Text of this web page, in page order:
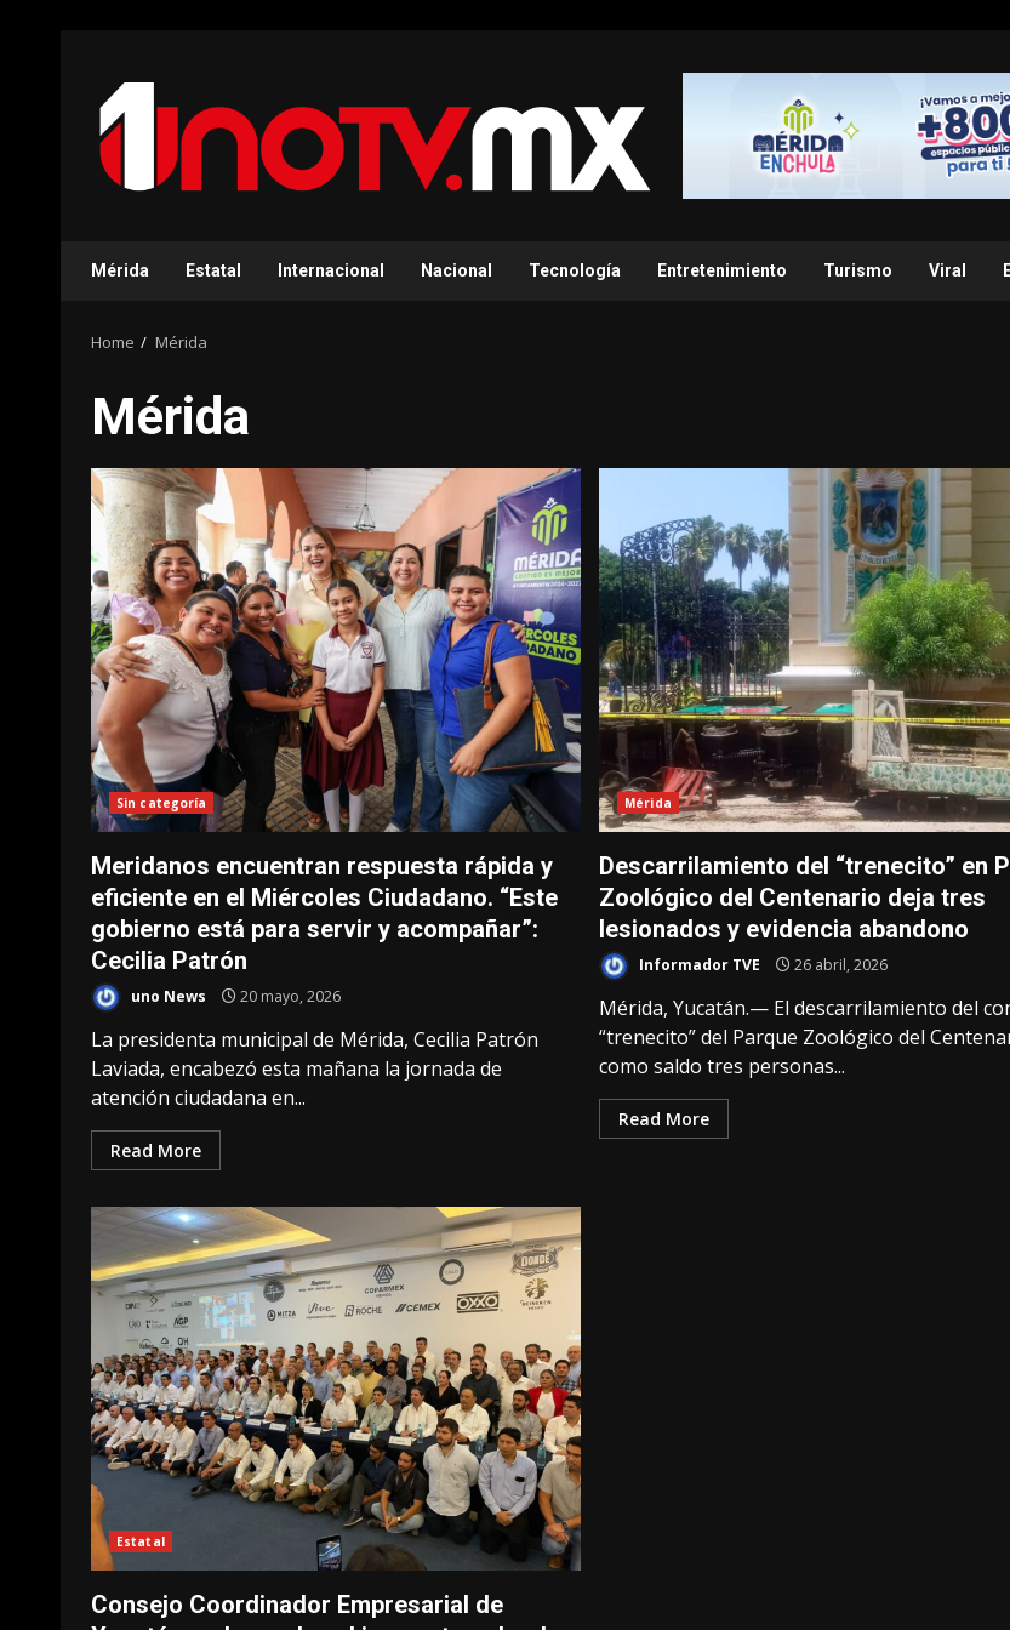
content
Mérida Estatal Internacional Nacional Tecnología Entretenimiento Turismo Viral
Home Mérida
Mérida
Sin categoría
Meridanos encuentran respuesta rápida y
eficiente en el Miércoles Ciudadano. “Este
gobierno está para servir y acompañar”:
Cecilia Patrón
uno News 20 mayo, 2026
La presidenta municipal de Mérida, Cecilia Patrón
Laviada, encabezó esta mañana la jornada de
atención ciudadana en...
Read More
Mérida
Descarrilamiento del “trenecito” en
Zoológico del Centenario deja tres
lesionados y evidencia abandono
Informador TVE 26 abril, 2026
Mérida, Yucatán.— El descarrilamiento del
“trenecito” del Parque Zoológico del
como saldo tres personas...
Read More
Estatal
Consejo Coordinador Empresarial de